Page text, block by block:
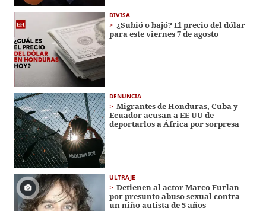
DIVISA
¿Subió o bajó? El precio del dólar
para este viernes 7 de agosto
DENUNCIA
Migrantes de Honduras, Cuba y
Ecuador acusan a EE UU de
deportarlos a África por sorpresa
ULTRAJE
Detienen al actor Marco Furlan
por presunto abuso sexual contra
un niño autista de 5 años